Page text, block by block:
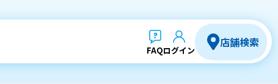
FAQログイン
店舗検索